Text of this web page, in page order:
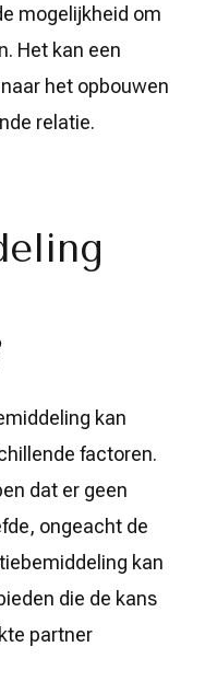
mogelijkheid om
Het kan een
het opbouwen
relatie.
kan
factoren.
dat er geen
ongeacht de
kan
die de kans
partner